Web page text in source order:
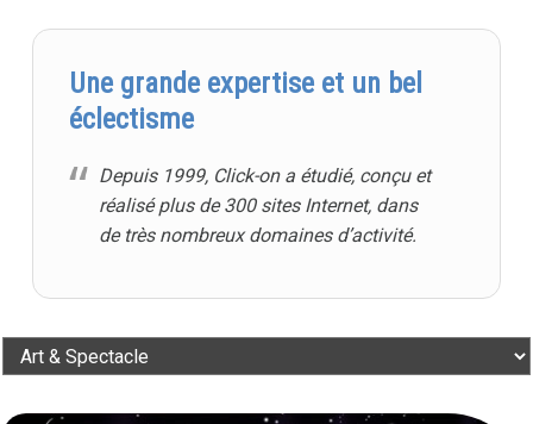
Une grande expertise et un bel
éclectisme
Depuis 1999, Click-on a étudié, conçu et
réalisé plus de 300 sites Internet, dans
de très nombreux domaines d’activité.